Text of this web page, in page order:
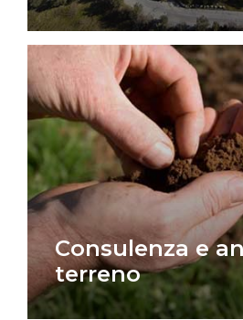
Consulenza e
terreno